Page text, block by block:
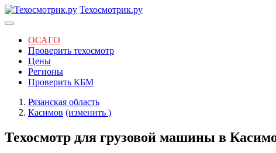
Техосмотрик.ру
ОСАГО
Проверить техосмотр
Цены
Регионы
Проверить КБМ
Рязанская область
Касимов (изменить )
Техосмотр для грузовой машины в